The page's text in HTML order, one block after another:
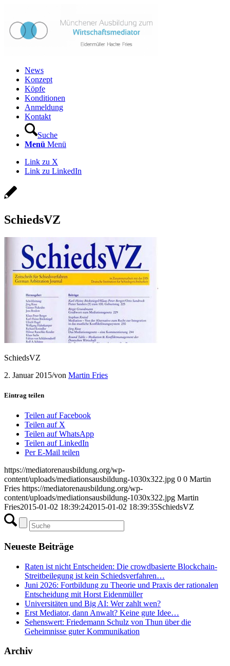
News
Konzept
Köpfe
Konditionen
Anmeldung
Kontakt
Suche
Menü Menü
Link zu X
Link zu LinkedIn
SchiedsVZ
SchiedsVZ
2. Januar 2015/von Martin Fries
Eintrag teilen
Teilen auf Facebook
Teilen auf X
Teilen auf WhatsApp
Teilen auf LinkedIn
Per E-Mail teilen
https://mediatorenausbildung.org/wp-
content/uploads/mediationsausbildung-1030x322.jpg 0 0 Martin
Fries https://mediatorenausbildung.org/wp-
content/uploads/mediationsausbildung-1030x322.jpg Martin
Fries2015-01-02 18:39:242015-01-02 18:39:35SchiedsVZ
Neueste Beiträge
Raten ist nicht Entscheiden: Die crowdbasierte Blockchain-
Streitbeilegung ist kein Schiedsverfahren…
Juni 2026: Fortbildung zu Theorie und Praxis der rationalen
Entscheidung mit Horst Eidenmüller
Universitäten und Big AI: Wer zahlt wen?
Erst Mediator, dann Anwalt? Keine gute Idee…
Sehenswert: Friedemann Schulz von Thun über die
Geheimnisse guter Kommunikation
Archiv